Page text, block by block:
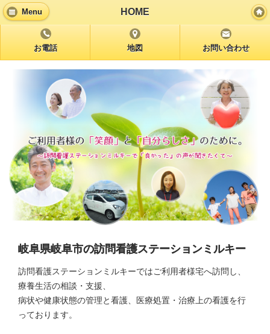
Menu HOME
お電話 地図 お問い合わせ
岐阜県岐阜市の訪問看護ステーションミルキー
訪問看護ステーションミルキーではご利用者様宅へ訪問し、
療養生活の相談・支援、
病状や健康状態の管理と看護、医療処置・治療上の看護を行
っております。